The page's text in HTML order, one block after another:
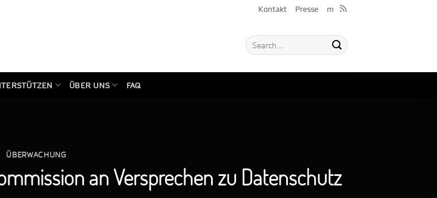
Kontakt Presse m
ÜBER UNS FAQ
ÜBERWACHUNG
an Versprechen zu Datenschutz